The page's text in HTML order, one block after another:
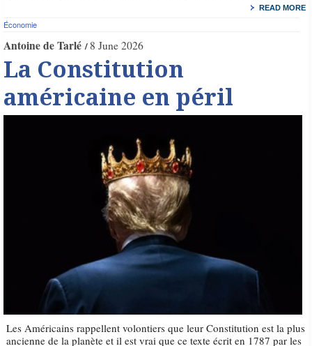
READ MORE
Économie
Antoine de Tarlé 8 June 2026
La Constitution
américaine en péril
Les Américains rappellent volontiers que leur Constitution est la plus
ancienne de la planète et il est vrai que ce texte écrit en 1787 par les